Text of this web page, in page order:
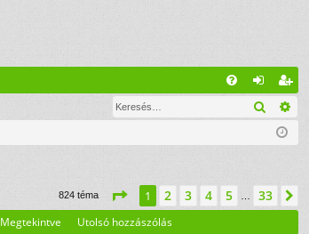
el eg
is
ác
ió
824 téma Oldal:1 /33
1 2 3 4 5 33
Megtekintve Utolsó hozzászólás